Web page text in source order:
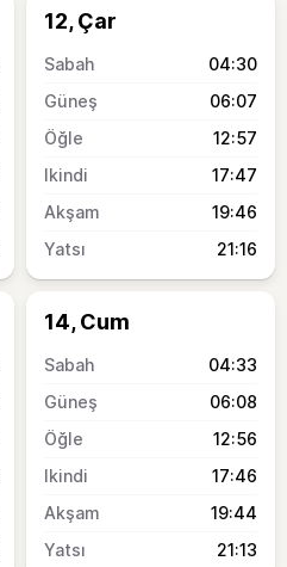
12, Çar
04:30
06:07
12:57
17:47
19:46
21:16
14, Cum
04:33
06:08
12:56
17:46
19:44
21:13